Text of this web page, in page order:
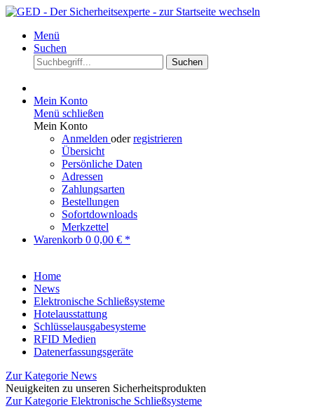
Menü
Suchen
Suchen
Mein Konto
Menü schließen
Mein Konto
Anmelden oderregistrieren
Übersicht
Persönliche Daten
Adressen
Zahlungsarten
Bestellungen
Sofortdownloads
Merkzettel
Warenkorb 0 0,00 € *
Home
News
Elektronische Schließsysteme
Hotelausstattung
Schlüsselausgabesysteme
RFID Medien
Datenerfassungsgeräte
Zur Kategorie News
Neuigkeiten zu unseren Sicherheitsprodukten
Zur Kategorie Elektronische Schließsysteme